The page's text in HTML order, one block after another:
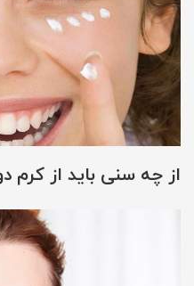
از چه سنی باید از کرم